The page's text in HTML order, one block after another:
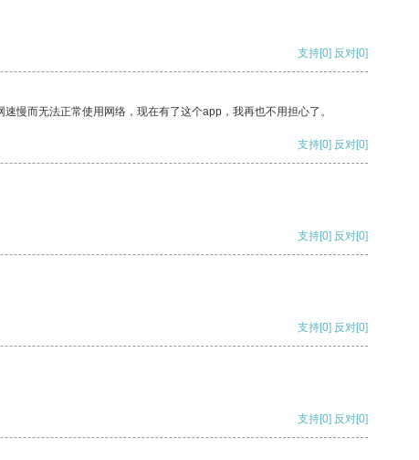
支持[0] 反对[0]
慢而无法正常使用网络，现在有了这个app，我再也不用担心了。
支持[0] 反对[0]
支持[0] 反对[0]
支持[0] 反对[0]
支持[0] 反对[0]